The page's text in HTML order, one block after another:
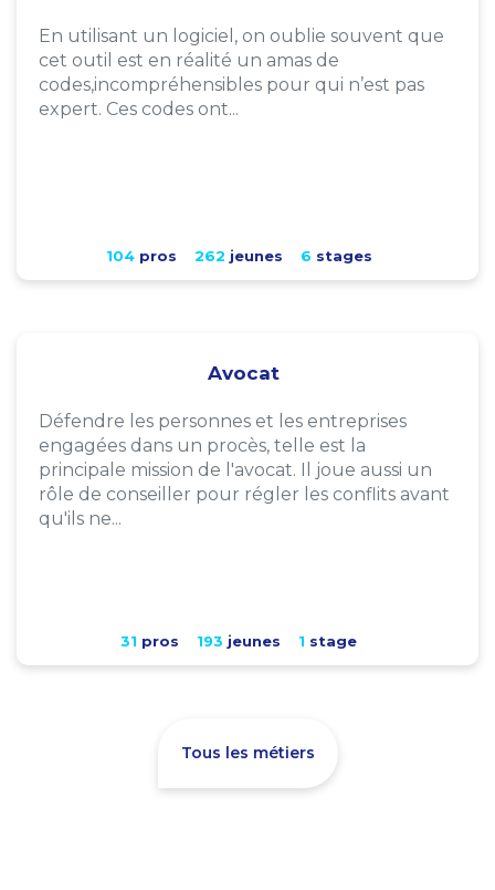
En utilisant un logiciel, on oublie souvent que
cet outil est en réalité un amas de
codes,incompréhensibles pour qui n’est pas
expert. Ces codes ont...
104pros 262 jeunes 6 stages
Avocat
Défendre les personnes et les entreprises
engagées dans un procès, telle est la
principale mission de l'avocat. Il joue aussi un
rôle de conseiller pour régler les conflits avant
qu'ils ne...
31 pros 193 jeunes 1 stage
Tous les métiers